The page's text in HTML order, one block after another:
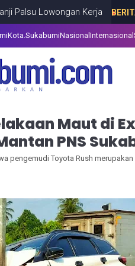
Kerja BERITAAUGUST
Kota.SukabumiNasional Internasional
Maut di
PNS
pengemudi Toyota Rush merupakan